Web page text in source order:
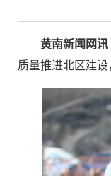
黄南新闻网讯
质量推进北区建